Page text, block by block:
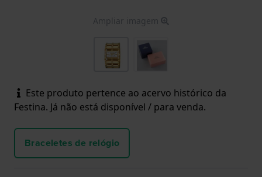
Ampliar imagem
Este produto pertence ao acervo histórico da
Festina. Já não está disponível / para venda.
Braceletes de relógio